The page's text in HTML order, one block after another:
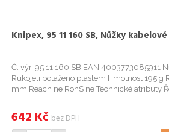
Knipex, 95 11 160 SB, Nůžky kabelové
Č. výr. 95 11 160 SB EAN 4003773085911
Rukojeti potaženo plastem Hmotnost 195 g
mm Reach ne RohS ne Technické atributy
vícevodičový O ...
642 Kč bez DPH